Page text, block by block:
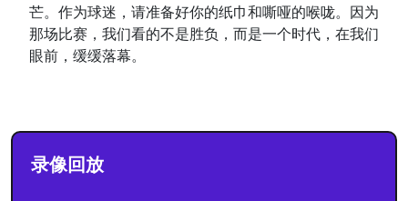
芒。作为球迷，请准备好你的纸巾和嘶哑的喉咙。因为
那场比赛，我们看的不是胜负，而是一个时代，在我们
眼前，缓缓落幕。
录像回放